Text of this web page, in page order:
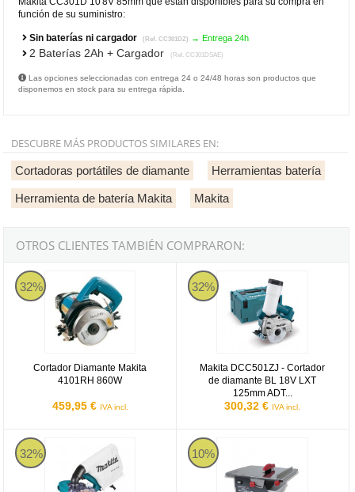
función de su suministro:
Sin baterías ni cargador (Ref. CC301DZ) → Entrega 24h
2 Baterías 2Ah + Cargador (Ref. CC301DSAE)
Las opciones seleccionadas con entrega 24 o 24/48 horas son productos que
disponemos en stock para su entrega rápida.
DESCUBRE MÁS PRODUCTOS SIMILARES EN:
Cortadoras portátiles de diamante Herramientas batería
Herramienta de batería Makita Makita
OTROS CLIENTES TAMBIÉN COMPRARON:
32%
Cortador Diamante Makita
4101RH 860W
459,95 € IVA incl.
Cortador Diamante Makita 4101RH 860W
32%
Makita DCC501ZJ - Cortador
de diamante BL 18V LXT
125mm ADT...
300,32 € IVA incl.
Makita DCC501ZJ - Cortador de
32%
Cortador de diamante Makita 4100KB de 125mm
10%
Rubi ND-200